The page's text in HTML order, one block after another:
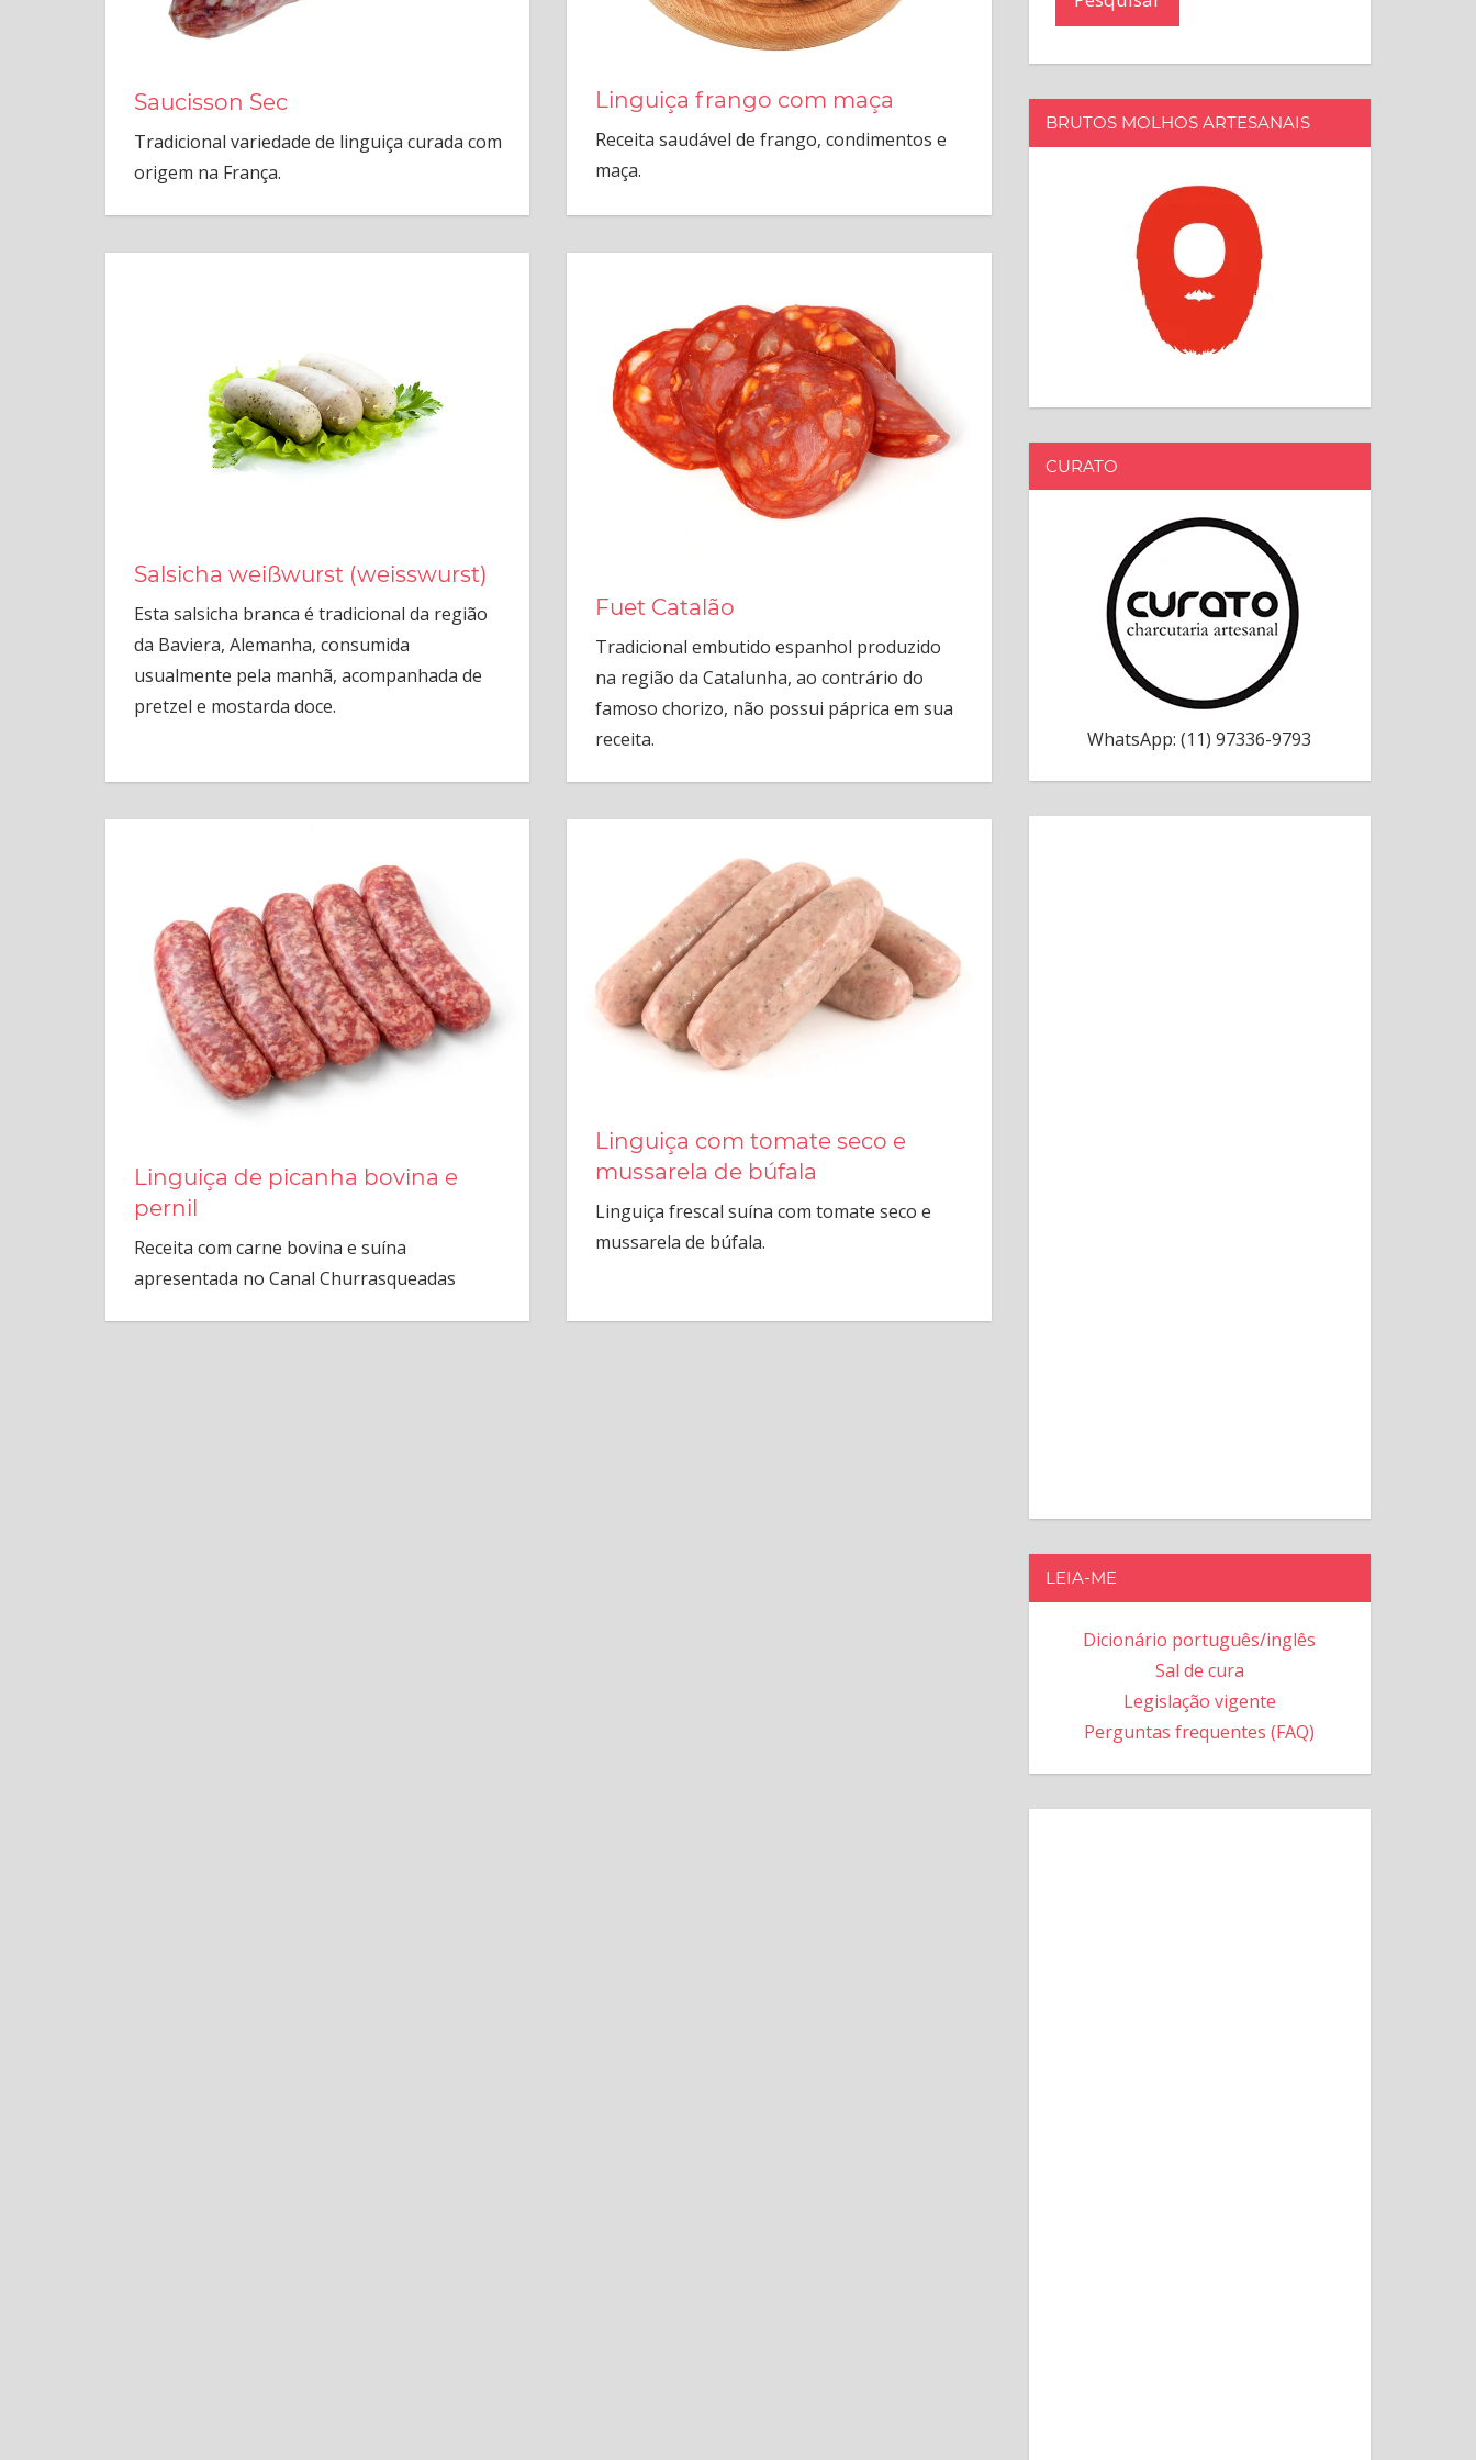
Saucisson Sec
Tradicional variedade de linguiça curada com
origem na França.
Linguiça frango com maça
Receita saudável de frango, condimentos e
maça.
Salsicha weißwurst (weisswurst)
Esta salsicha branca é tradicional da região
da Baviera, Alemanha, consumida
usualmente pela manhã, acompanhada de
pretzel e mostarda doce.
Fuet Catalão
Tradicional embutido espanhol produzido
na região da Catalunha, ao contrário do
famoso chorizo, não possui páprica em sua
receita.
Linguiça de picanha bovina e
pernil
Receita com carne bovina e suína
apresentada no Canal Churrasqueadas
Linguiça com tomate seco e
mussarela de búfala
Linguiça frescal suína com tomate seco e
mussarela de búfala.
BRUTOS MOLHOS ARTESANAIS
CURATO
WhatsApp: (11) 97336-9793
LEIA-ME
Dicionário português/inglês
Sal de cura
Legislação vigente
Perguntas frequentes (FAQ)